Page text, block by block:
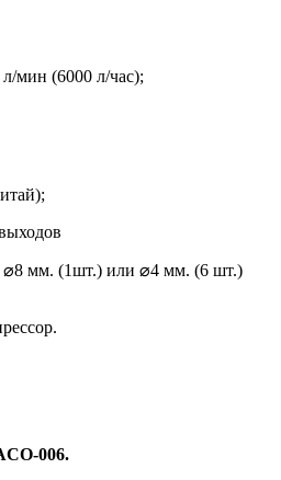
л/мин (6000 л/час);
⌀8 мм. (1шт.) или ⌀4 мм. (6 шт.)
006.